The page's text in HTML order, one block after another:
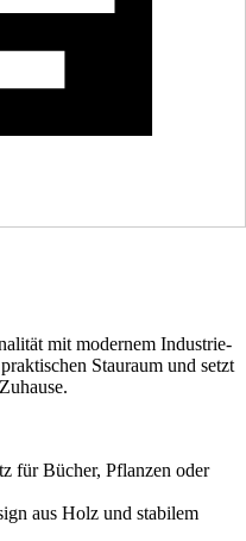
mit modernem Industrie-
Stauraum und setzt
für Bücher, Pflanzen oder
aus Holz und stabilem